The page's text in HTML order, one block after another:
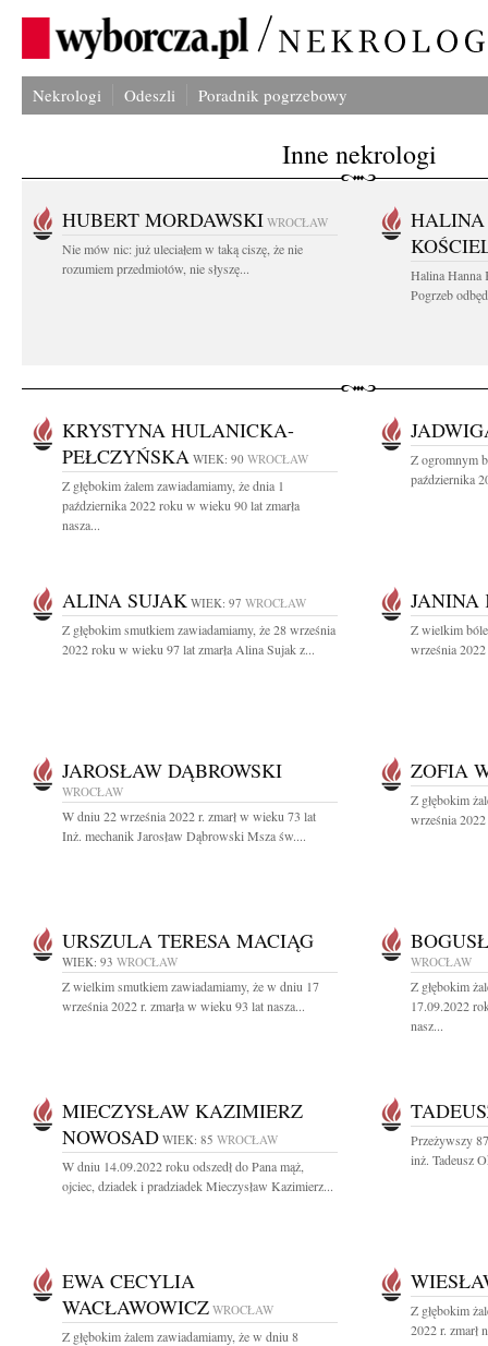
Nekrologi Odeszli Poradnik pogrzebowy
Inne nekrologi
HUBERT MORDAWSKI WROCŁAW
Nie mów nic: już uleciałem w taką ciszę, że nie
rozumiem przedmiotów, nie słyszę...
Halina Hanna
Pogrzeb
KRYSTYNA HULANICKA-
PEŁCZYŃSKA WIEK: 90 WROCŁAW
Z głębokim żalem zawiadamiamy, że dnia 1
października 2022 roku w wieku 90 lat zmarła
nasza...
Z ogromnym
października
ALINA SUJAK WIEK: 97 WROCŁAW
Z głębokim smutkiem zawiadamiamy, że 28 września
2022 roku w wieku 97 lat zmarła Alina Sujak z...
JANINA
Z wielkim
września
JAROSŁAW DĄBROWSKI
WROCŁAW
W dniu 22 września 2022 r. zmarł w wieku 73 lat
Inż. mechanik Jarosław Dąbrowski Msza św....
ZOFIA
Z głębokim
września 2022
URSZULA TERESA MACIĄG
WIEK: 93 WROCŁAW
Z wielkim smutkiem zawiadamiamy, że w dniu 17
września 2022 r. zmarła w wieku 93 lat nasza...
WROCŁAW
Z głębokim
17.09.2022
nasz...
MIECZYSŁAW KAZIMIERZ
NOWOSAD WIEK: 85 WROCŁAW
W dniu 14.09.2022 roku odszedł do Pana mąż,
ojciec, dziadek i pradziadek Mieczysław Kazimierz...
Przeżywszy
inż. Tadeusz
EWA CECYLIA
WACŁAWOWICZ WROCŁAW
Z głębokim żalem zawiadamiamy, że w dniu 8
Z głębokim
2022 r. zmarł